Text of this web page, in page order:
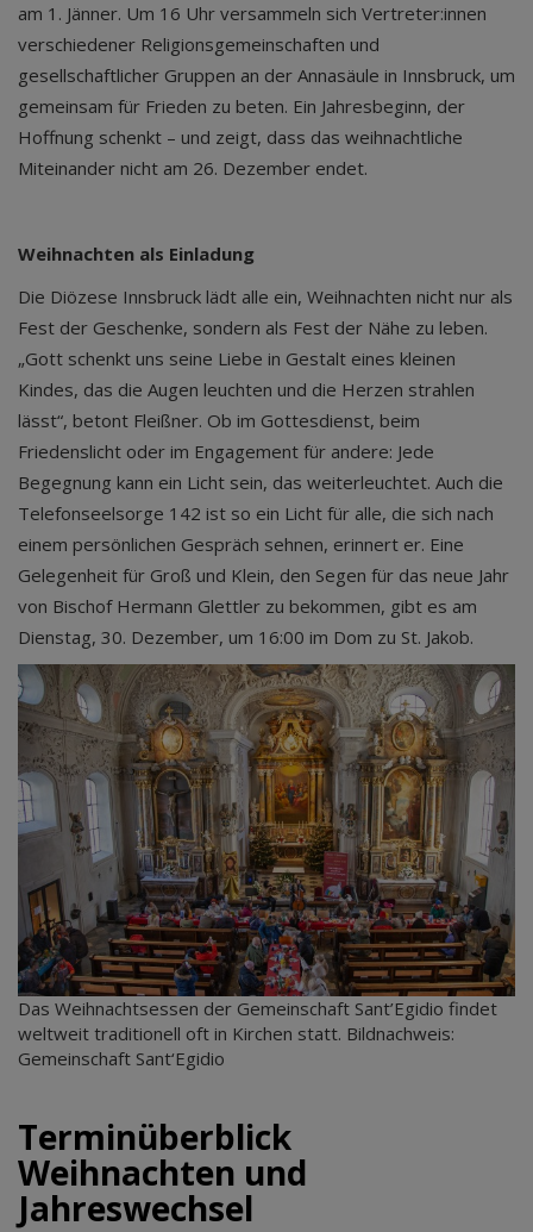
am 1. Jänner. Um 16 Uhr versammeln sich Vertreter:innen
verschiedener Religionsgemeinschaften und
gesellschaftlicher Gruppen an der Annasäule in Innsbruck, um
gemeinsam für Frieden zu beten. Ein Jahresbeginn, der
Hoffnung schenkt – und zeigt, dass das weihnachtliche
Miteinander nicht am 26. Dezember endet.
Weihnachten als Einladung
Die Diözese Innsbruck lädt alle ein, Weihnachten nicht nur als
Fest der Geschenke, sondern als Fest der Nähe zu leben.
„Gott schenkt uns seine Liebe in Gestalt eines kleinen
Kindes, das die Augen leuchten und die Herzen strahlen
lässt“, betont Fleißner. Ob im Gottesdienst, beim
Friedenslicht oder im Engagement für andere: Jede
Begegnung kann ein Licht sein, das weiterleuchtet. Auch die
Telefonseelsorge 142 ist so ein Licht für alle, die sich nach
einem persönlichen Gespräch sehnen, erinnert er. Eine
Gelegenheit für Groß und Klein, den Segen für das neue Jahr
von Bischof Hermann Glettler zu bekommen, gibt es am
Dienstag, 30. Dezember, um 16:00 im Dom zu St. Jakob.
Das Weihnachtsessen der Gemeinschaft Sant’Egidio findet
weltweit traditionell oft in Kirchen statt. Bildnachweis:
Gemeinschaft Sant‘Egidio
Terminüberblick
Weihnachten und
Jahreswechsel